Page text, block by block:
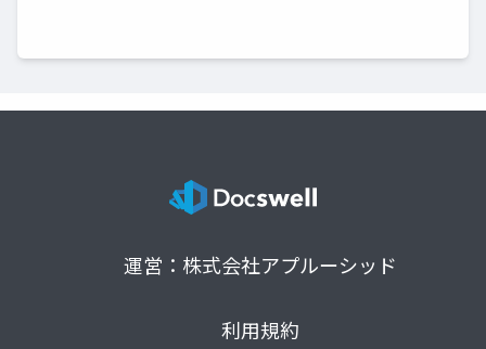
運営：株式会社アプルーシッド
利用規約